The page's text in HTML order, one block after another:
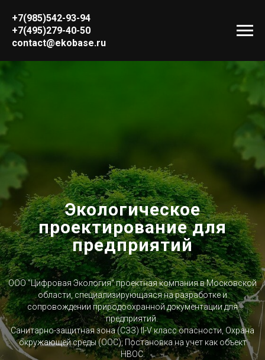
+7(985)542-93-94
+7(495)279-40-50
contact@ekobase.ru
Экологическое
проектирование для
предприятий
ООО "Цифровая Экология" проектная компания в Московской
области, специализирующаяся на разработке и
сопровождении природоохранной документации для
предприятий.
Санитарно-защитная зона (СЗЗ) II-V класс опасности, Охрана
окружающей среды (ООС), Постановка на учет как объект
НВОС.